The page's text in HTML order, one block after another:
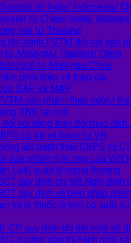
từ India/ Indonesia/
từ China/ India/
mía từ Thailand
lẫn tránh PVTM đối với sản
từ Malaysia/ Thailand/ China
ghế từ Malaysia/China
phôi thép và thép dài
DAP và MAP
sản phẩm thép cuộn/
XNK tại chỗ
đối với hàng thay đổi mục
cá tra và basa từ VN
lẩn tránh thuế CBPG và
sản phẩm mật ong của Việt
Luật quản lý ngoại thương
quy định chi tiết Nghị
quy định về biện pháp
và lá thuốc lá khô có xuất
CP quy định chi tiết một số
hướng dẫn thi hành một